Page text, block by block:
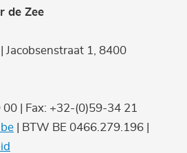
de Zee
Jacobsenstraat 1, 8400
| Fax: +32-(0)59-34 21
| BTW BE 0466.279.196 |